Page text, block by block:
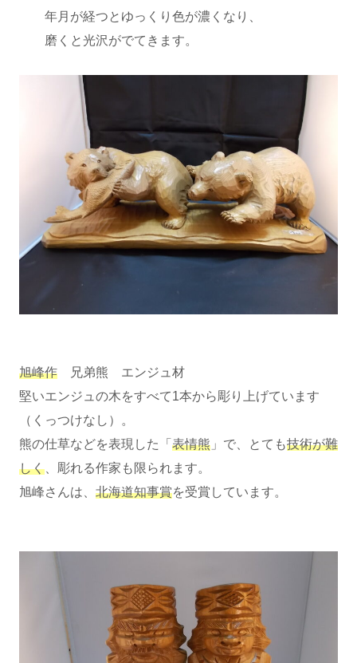
年月が経つとゆっくり色が濃くなり、
磨くと光沢がでてきます。
旭峰作 兄弟熊 エンジュ材
堅いエンジュの木をすべて1本から彫り上げています
（くっつけなし）。
熊の仕草などを表現した「 表情熊 」で、とても技術が難
しく 、彫れる作家も限られます。
旭峰さんは、 北海道知事賞を受賞しています。